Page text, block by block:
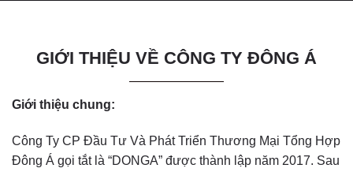
GIỚI THIỆU VỀ CÔNG TY ĐÔNG Á
Giới thiệu chung:
Công Ty CP Đầu Tư Và Phát Triển Thương Mại Tổng Hợp
Đông Á gọi tắt là “DONGA” được thành lập năm 2017. Sau